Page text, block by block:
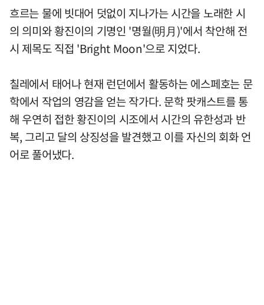
흐르는 물에 빗대어 덧없이 지나가는 시간을 노래한 시
의 의미와 황진이의 기명인 '명월(明月)'에서 착안해 전
시 제목도 직접 'Bright Moon'으로 지었다.
칠레에서 태어나 현재 런던에서 활동하는 에스페호는 문
학에서 작업의 영감을 얻는 작가다. 문학 팟캐스트를 통
해 우연히 접한 황진이의 시조에서 시간의 유한성과 반
복, 그리고 달의 상징성을 발견했고 이를 자신의 회화 언
어로 풀어냈다.